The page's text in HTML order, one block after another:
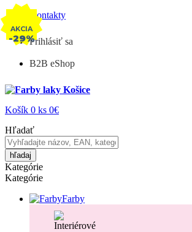
Kontakty
Prihlásiť sa
B2B eShop
Košík 0 ks 0€
Hľadať
hľadaj
Kategórie
Kategórie
Farby
-29%
AKCIA